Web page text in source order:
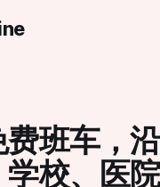
班车，
校、医